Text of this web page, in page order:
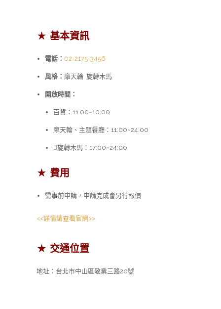
★ 基本資訊
電話： 02-2175-3456
風格： 摩天輪 旋轉木馬
開放時間：
百貨：11:00~10:00
摩天輪、主題餐廳：11:00~24:00
旋轉木馬：17:00~24:00
★ 費用
需事前申請，申請完成會另行報價
<<詳情請查看官網>>
★ 交通位置
地址：台北市中山區敬業三路20號